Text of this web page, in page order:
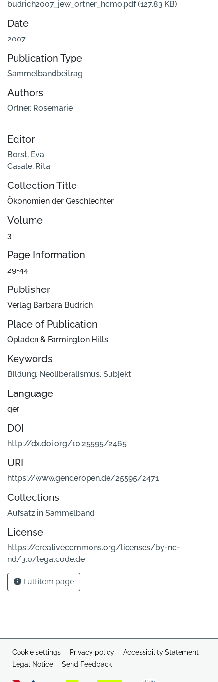
budrich2007_jew_ortner_homo.pdf(127.83 KB)
Date
2007
Publication Type
Sammelbandbeitrag
Authors
Ortner, Rosemarie
Editor
Borst, Eva
Casale, Rita
Collection Title
Ökonomien der Geschlechter
Volume
3
Page Information
29-44
Publisher
Verlag Barbara Budrich
Place of Publication
Opladen & Farmington Hills
Keywords
Bildung, Neoliberalismus, Subjekt
Language
ger
DOI
http://dx.doi.org/10.25595/2465
URI
https://www.genderopen.de/25595/2471
Collections
Aufsatz in Sammelband
License
https://creativecommons.org/licenses/by-nc-
nd/3.0/legalcode.de
Full item page
Cookie settings Privacy policy
Accessibility Statement
Legal Notice
Send Feedback